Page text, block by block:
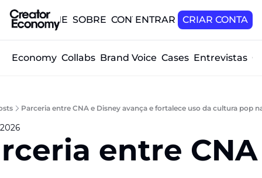
HOME SOBRE CONTATOENTRAR CRIAR CONTA
Economy Collabs Brand Voice Cases Entrevistas
Parceria entre CNA e Disney avança e fortalece uso da cultura pop
entre